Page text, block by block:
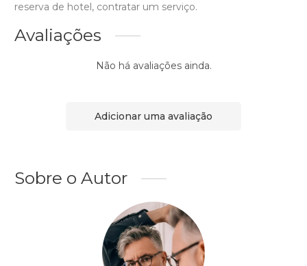
reserva de hotel, contratar um serviço.
Avaliações
Não há avaliações ainda.
Adicionar uma avaliação
Sobre o Autor